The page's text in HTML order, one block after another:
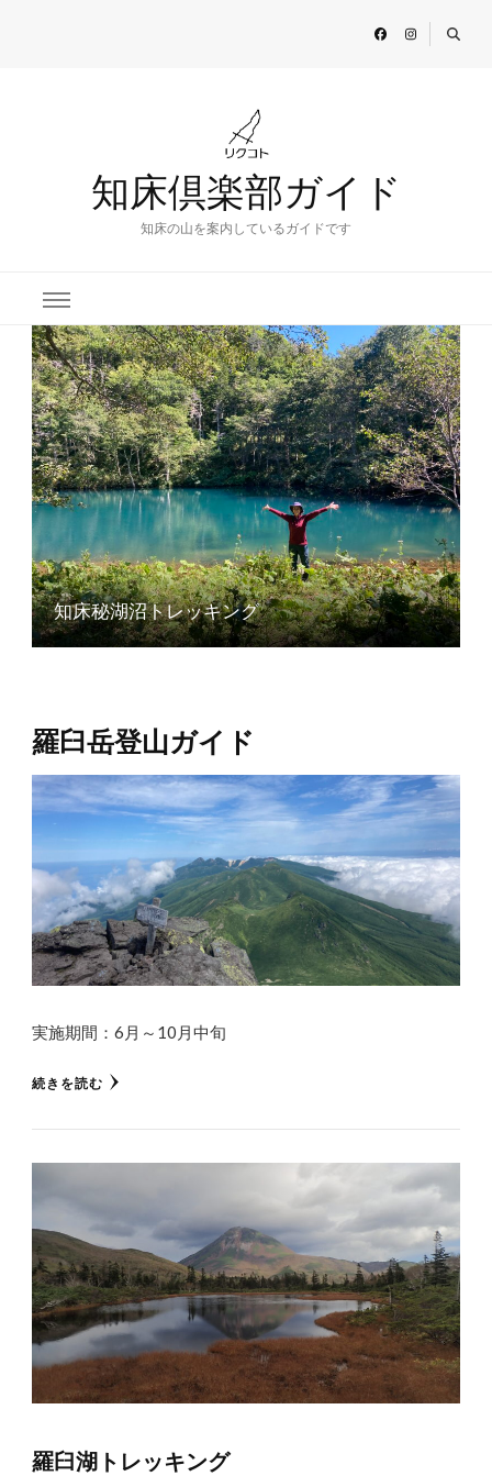
知床倶楽部ガイド
知床の山を案内しているガイドです
知床秘湖沼トレッキング
羅臼岳登山ガイド
実施期間：6月～10月中旬
続きを読む
羅臼湖トレッキング